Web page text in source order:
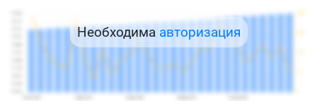
Необходима авторизация